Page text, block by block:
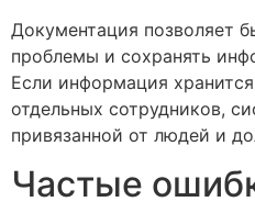
Документация позволяет
проблемы и сохранять
Если информация
отдельных сотрудников,
привязанной от людей и
Частые